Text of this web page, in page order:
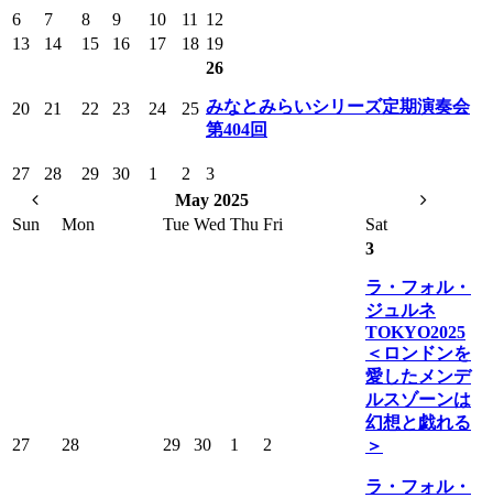
6 7 8 9 10 11
12
13
14 15 16 17 18 19
20 21 22 23 24 25
26
みなとみらいシリーズ定期演奏会
第404回
27 28 29 30 1 2
3
May 2025
Sun
Mon Tue Wed Thu Fri Sat
27 28 29 30 1 2
3
ラ・フォル・
ジュルネ
TOKYO2025
＜ロンドンを
愛したメンデ
ルスゾーンは
幻想と戯れる
＞
ラ・フォル・